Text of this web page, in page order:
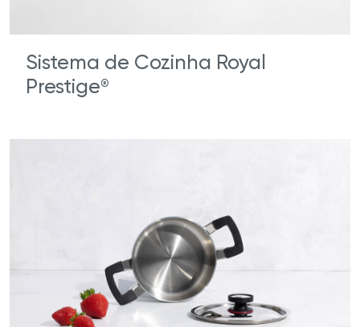
Sistema de Cozinha Royal
Prestige®